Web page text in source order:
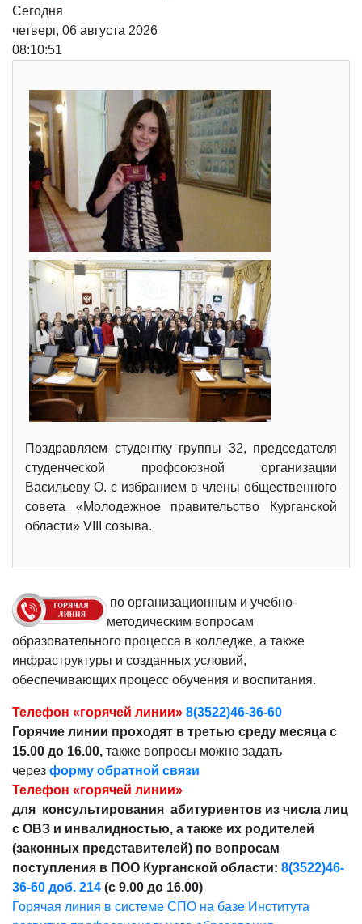
Сегодня
четверг, 06 августа 2026
08:10:52
Поздравляем студентку группы 32, председателя
студенческой профсоюзной организации
Васильеву О. с избранием в члены общественного
совета «Молодежное правительство Курганской
области» VIII созыва.
по организационным и учебно-
методическим вопросам
образовательного процесса в колледже, а также
инфраструктуры и созданных условий,
обеспечивающих процесс обучения и воспитания.
Телефон «горячей линии» 8(3522)46-36-60
Горячие линии проходят в третью среду месяца с
15.00 до 16.00, также вопросы можно задать
через форму обратной связи
Телефон «горячей линии»
для консультирования абитуриентов из числа лиц
с ОВЗ и инвалидностью, а также их родителей
(законных представителей) по вопросам
поступления в ПОО Курганской области: 8(3522)46-
36-60 доб. 214 (с 9.00 до 16.00)
Горячая линия в системе СПО на базе Института